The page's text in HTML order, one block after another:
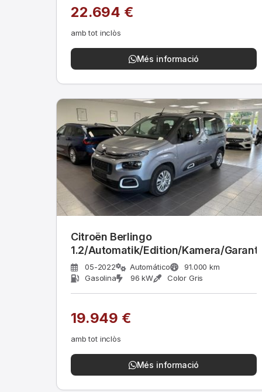
22.694 €
amb tot inclòs
Més informació
Citroën Berlingo
1.2/Automatik/Edition/Kamera/Garantie
05-2022 Automático
91.000 km
Gasolina
96 kW Color Gris
19.949 €
amb tot inclòs
Més informació